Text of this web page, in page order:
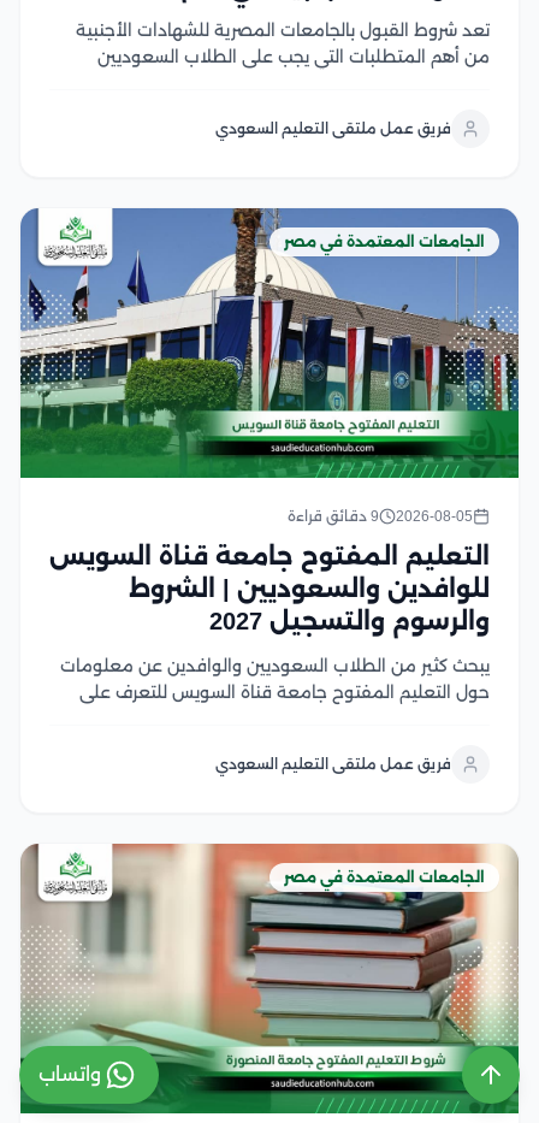
تعد شروط القبول بالجامعات المصرية للشهادات الأجنبية
من أهم المتطلبات التي يجب على الطلاب السعوديين
الشهادة، واستيفاء المواد المؤهلة، وتحقيق متطلبات
فريق عمل ملتقى التعليم السعودي
الجامعات المعتمدة في مصر
2026-08-05 9 دقائق قراءة
التعليم المفتوح جامعة قناة السويس
للوافدين والسعوديين | الشروط
والرسوم والتسجيل 2027
يبحث كثير من الطلاب السعوديين والوافدين عن معلومات
حول التعليم المفتوح جامعة قناة السويس للتعرف على
شروط القبول، وشروط...
فريق عمل ملتقى التعليم السعودي
الجامعات المعتمدة في مصر
واتساب